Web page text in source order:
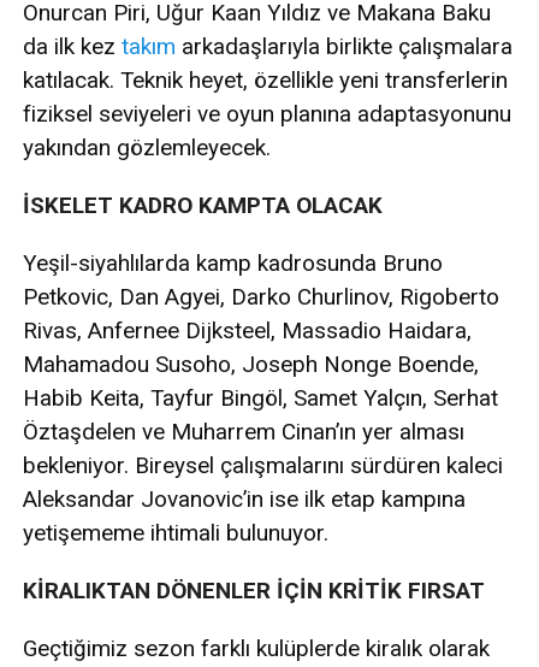
Onurcan Piri, Uğur Kaan Yıldız ve Makana Baku
da ilk kez takım arkadaşlarıyla birlikte çalışmalara
katılacak. Teknik heyet, özellikle yeni transferlerin
fiziksel seviyeleri ve oyun planına adaptasyonunu
yakından gözlemleyecek.
İSKELET KADRO KAMPTA OLACAK
Yeşil-siyahlılarda kamp kadrosunda Bruno
Petkovic, Dan Agyei, Darko Churlinov, Rigoberto
Rivas, Anfernee Dijksteel, Massadio Haidara,
Mahamadou Susoho, Joseph Nonge Boende,
Habib Keita, Tayfur Bingöl, Samet Yalçın, Serhat
Öztaşdelen ve Muharrem Cinan’ın yer alması
bekleniyor. Bireysel çalışmalarını sürdüren kaleci
Aleksandar Jovanovic’in ise ilk etap kampına
yetişememe ihtimali bulunuyor.
KİRALIKTAN DÖNENLER İÇİN KRİTİK FIRSAT
Geçtiğimiz sezon farklı kulüplerde kiralık olarak